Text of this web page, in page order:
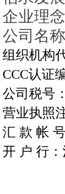
企业理
公司名
组织机构
CCC认证
公司税号
营业执照
汇 款 帐
开 户 行